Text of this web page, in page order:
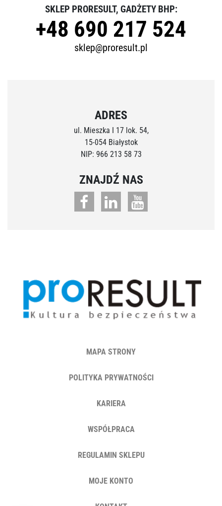
SKLEP PRORESULT, GADŻETY BHP:
+48 690 217 524
sklep@proresult.pl
ADRES
ul. Mieszka I 17 lok. 54,
15-054 Białystok
NIP: 966 213 58 73
ZNAJDŹ NAS
MAPA STRONY
POLITYKA PRYWATNOŚCI
KARIERA
WSPÓŁPRACA
REGULAMIN SKLEPU
MOJE KONTO